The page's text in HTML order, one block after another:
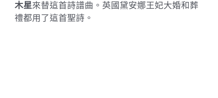
木星來替這首詩譜曲。英國黛安娜王妃大婚和葬
禮都用了這首聖詩。